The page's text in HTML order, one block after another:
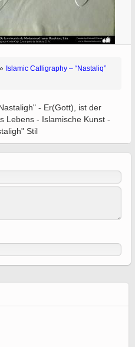
Islamic Calligraphy – “Nastaliq”
- Er(Gott), ist der
Lebens - Islamische Kunst -
Stil